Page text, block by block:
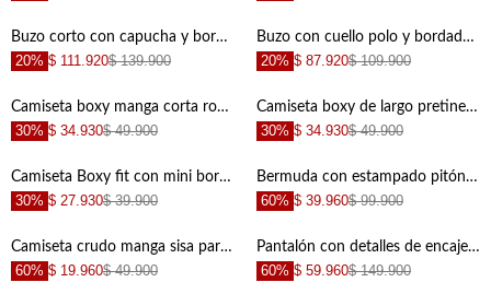
+ +
+ +
+ +
+ +
Buzo corto con capucha y bordado de fresa en color crudo para niña
20% $ 111.920$ 139.900
Buzo con cuello polo y bordado de cerezas en color crudo para niña
20% $ 87.920$ 109.900
Camiseta boxy manga corta rosada para niña
30% $ 34.930$ 49.900
Camiseta boxy de largo pretinero crudo para niña
30% $ 34.930$ 49.900
Camiseta Boxy fit con mini bordado crudo para niña
30% $ 27.930$ 39.900
Bermuda con estampado pitón naranja para niña
60% $ 39.960$ 99.900
Camiseta crudo manga sisa para niña
60% $ 19.960$ 49.900
Pantalón con detalles de encaje café para niña
60% $ 59.960$ 149.900